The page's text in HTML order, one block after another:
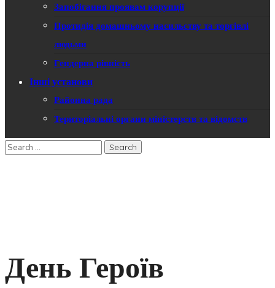
Запобігання проявам корупції
Протидія домашньому насильству та торгівлі
людьми
Гендерна рівність
Інші установи
Районна рада
Територіальні органи міністерств та відомств
День Героїв